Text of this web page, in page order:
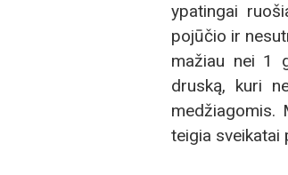
ypatingai
pojūčio ir
mažiau nei 1
druską, kuri
medžiagomis.
teigia sveikatai